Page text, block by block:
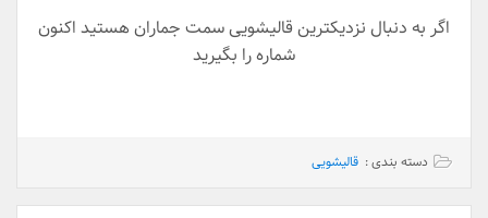
اگر به دنبال نزدیکترین قالیشویی سمت جماران هستید اکنون
شماره را بگیرید
دسته بندی : قالیشویی